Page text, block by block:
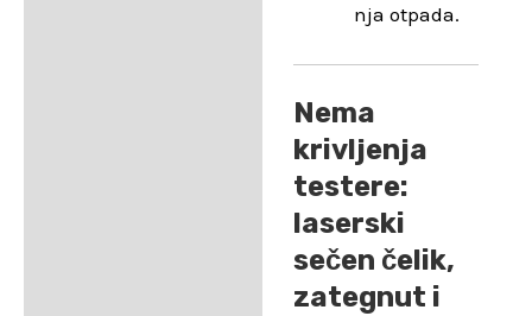
nja otpada.
Nema
krivljenja
testere:
laserski
sečen čelik,
zategnut i